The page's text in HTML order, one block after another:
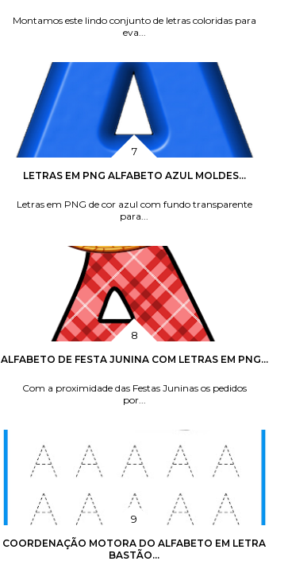
Montamos este lindo conjunto de letras coloridas para
eva...
LETRAS EM PNG ALFABETO AZUL MOLDES...
Letras em PNG de cor azul com fundo transparente
para...
ALFABETO DE FESTA JUNINA COM LETRAS EM PNG...
Com a proximidade das Festas Juninas os pedidos
por...
COORDENAÇÃO MOTORA DO ALFABETO EM LETRA
BASTÃO...